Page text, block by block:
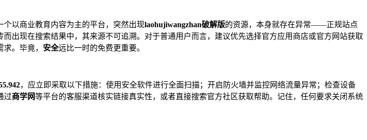
个以商业教育内容为主的平台，突然出现laohujiwangzhan破解版的资源，本身就存在异常——正规站点
出现在搜索结果中，其来源不可追溯。对于普通用户而言，建议优先选择官方应用商店或官方网站获取
。毕竟， 安全远比一时的免费更重要。
，应立即采取以下措施：使用安全软件进行全面扫描；开启防火墙并监控网络流量异常；检查设备
过商学网等平台的客服渠道核实链接真实性，或者直接搜索官方社区获取帮助。记住，任何要求关闭系统